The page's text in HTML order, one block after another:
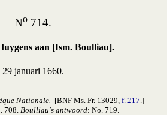
No 714.
aan [Ism. Boulliau].
29 januari 1660.
Nationale. [BNF Ms. Fr. 13029, f. 217 .]
708. Boulliau's antwoord: No. 719.